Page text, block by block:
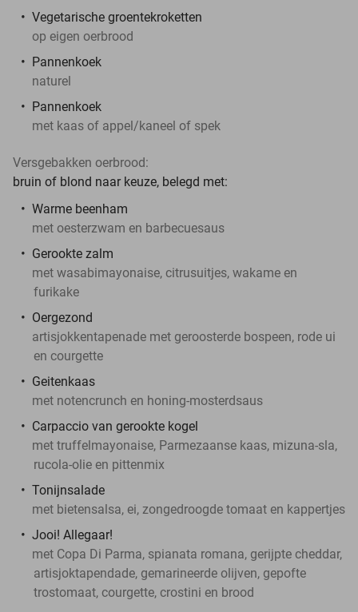
Vegetarische groentekroketten
op eigen oerbrood
Pannenkoek
naturel
Pannenkoek
met kaas of appel/kaneel of spek
Versgebakken oerbrood:
bruin of blond naar keuze, belegd met:
Warme beenham
met oesterzwam en barbecuesaus
Gerookte zalm
met wasabimayonaise, citrusuitjes, wakame en
furikake
Oergezond
artisjokkentapenade met geroosterde bospeen, rode ui
en courgette
Geitenkaas
met notencrunch en honing-mosterdsaus
Carpaccio van gerookte kogel
met truffelmayonaise, Parmezaanse kaas, mizuna-sla,
rucola-olie en pittenmix
Tonijnsalade
met bietensalsa, ei, zongedroogde tomaat en kappertjes
Jooi! Allegaar!
met Copa Di Parma, spianata romana, gerijpte cheddar,
artisjoktapendade, gemarineerde olijven, gepofte
trostomaat, courgette, crostini en brood